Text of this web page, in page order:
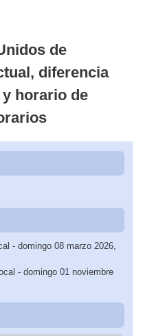
de
diferencia
y horario de
- domingo 08 marzo 2026,
- domingo 01 noviembre